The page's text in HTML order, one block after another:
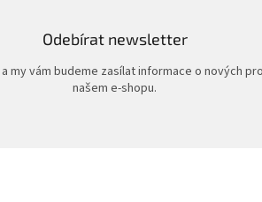
Odebírat newsletter
my vám budeme zasílat informace o nových
našem e-shopu.